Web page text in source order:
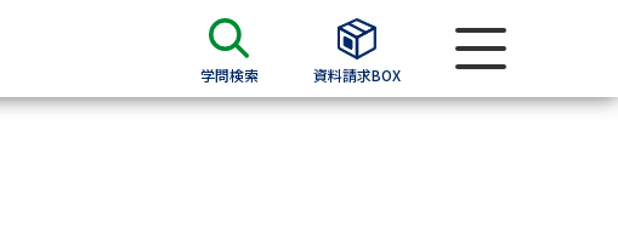
学問検索 資料請求BOX